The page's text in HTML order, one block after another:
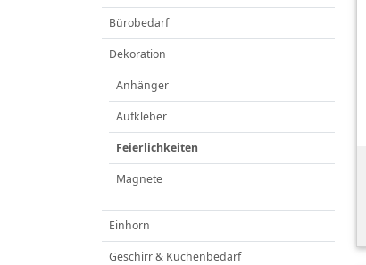
Bürobedarf
Dekoration
Anhänger
Aufkleber
Feierlichkeiten
Magnete
Einhorn
Geschirr & Küchenbedarf